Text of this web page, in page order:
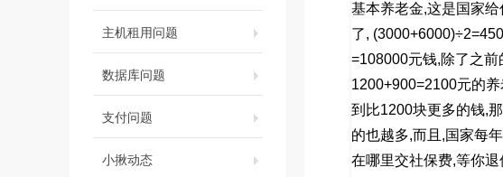
主机租用问题
数据库问题
支付问题
小揪动态
基本养老金,这是国家给
了,
=108000元钱,除了之前
1200+900=2100元的养
到比1200块更多的钱,
的也越多,而且 ,国家每
在哪里交社保费,等你退